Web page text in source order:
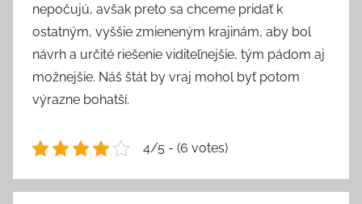
nepočujú, avšak preto sa chceme pridať k
ostatným, vyššie zmieneným krajinám, aby bol
návrh a určité riešenie viditeľnejšie, tým pádom aj
možnejšie. Náš štát by vraj mohol byť potom
výrazne bohatší.
4/5 - (6 votes)